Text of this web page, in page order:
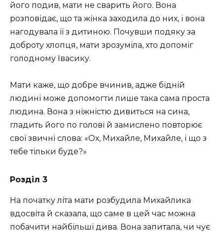
його подив, мати не сварить його. Вона
розповідає, що та жінка заходила до них, і вона
нагодувала її з дитиною. Почувши подяку за
доброту хлопця, мати зрозуміла, хто допоміг
голодному Івасику.
Мати каже, що добре вчинив, адже бідній
людині може допомогти лише така сама проста
людина. Вона з ніжністю дивиться на сина,
гладить його по голові й замислено повторює
свої звичні слова: «Ох, Михайле, Михайле, і що з
тебе тільки буде?»
Розділ 3
На початку літа мати розбудила Михайлика
вдосвіта й сказала, що саме в цей час можна
побачити найбільші дива. Вона запитала, чи чує